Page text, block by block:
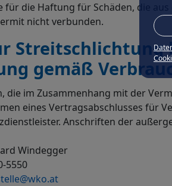
für die Haftung für Schäden, die
nicht verbunden.
Streitschlichtung
gemäß
die im Zusammenhang mit der
eines Vertragsabschlusses für
Anschriften der
Windegger
5550